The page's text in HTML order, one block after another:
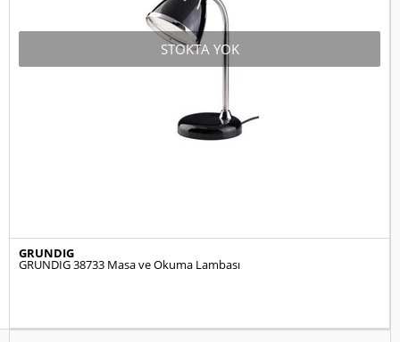
STOKTA YOK
GRUNDIG
GRUNDIG 38733 Masa ve Okuma Lambası